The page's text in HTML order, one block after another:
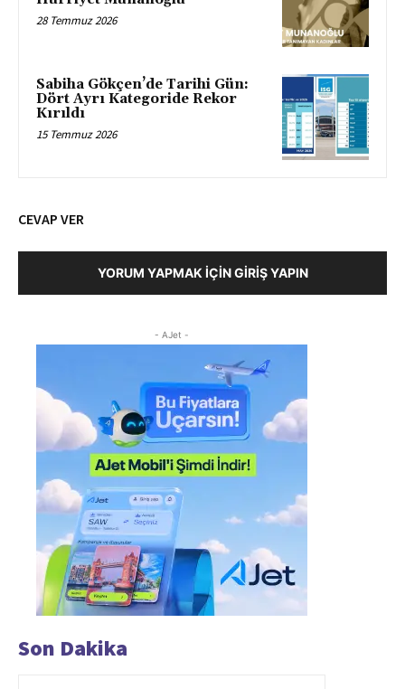
28 Temmuz 2026
Sabiha Gökçen’de Tarihi Gün:
Dört Ayrı Kategoride Rekor
Kırıldı
15 Temmuz 2026
CEVAP VER
YORUM YAPMAK İÇIN GIRIŞ YAPIN
- AJet -
Son Dakika